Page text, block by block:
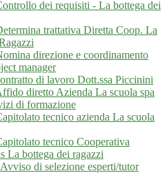
dei requisiti - La bottega dei
trattativa Diretta Coop. La
direzione e coordinamento
manager
di lavoro Dott.ssa Piccinini
diretto Azienda La scuola spa
di formazione
tecnico azienda La scuola
tecnico Cooperativa
La bottega dei ragazzi
di selezione esperti/tutor